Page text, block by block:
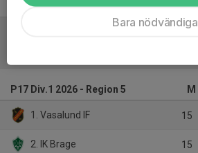
P17 Div.1 2026 - Region 5 M
1. Vasalund IF 15
2. IK Brage 15
Bara nödvändiga